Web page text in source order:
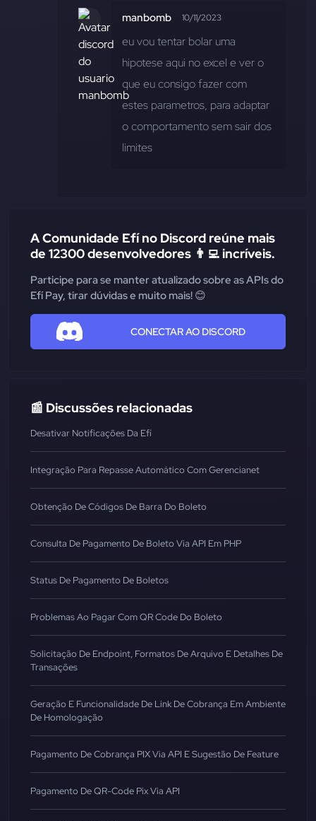
manbomb 10/11/2023
eu vou tentar bolar uma
hipotese aqui no excel e ver o
que eu consigo fazer com
estes parametros, para adaptar
o comportamento sem sair dos
limites
A Comunidade Efí no Discord reúne mais
de 12300 desenvolvedores 👨‍💻 incríveis.
Participe para se manter atualizado sobre as APIs do
Efí Pay, tirar dúvidas e muito mais! 😊
CONECTAR AO DISCORD
📰 Discussões relacionadas
Desativar Notificações Da Efí
Integração Para Repasse Automático Com Gerencianet
Obtenção De Códigos De Barra Do Boleto
Consulta De Pagamento De Boleto Via API Em PHP
Status De Pagamento De Boletos
Problemas Ao Pagar Com QR Code Do Boleto
Solicitação De Endpoint, Formatos De Arquivo E Detalhes De
Transações
Geração E Funcionalidade De Link De Cobrança Em Ambiente
De Homologação
Pagamento De Cobrança PIX Via API E Sugestão De Feature
Pagamento De QR-Code Pix Via API